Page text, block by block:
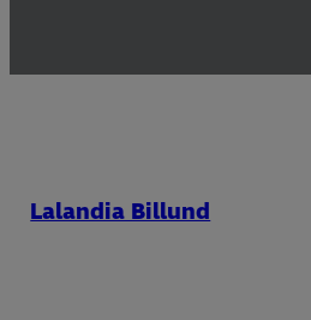
Lalandia Billund